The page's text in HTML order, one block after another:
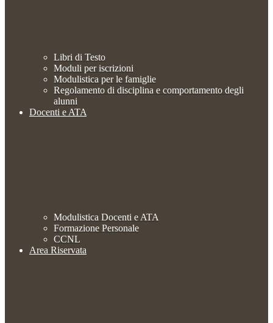
Libri di Testo
Moduli per iscrizioni
Modulistica per le famiglie
Regolamento di disciplina e comportamento degli
alunni
Docenti e ATA
Modulistica Docenti e ATA
Formazione Personale
CCNL
Area Riservata